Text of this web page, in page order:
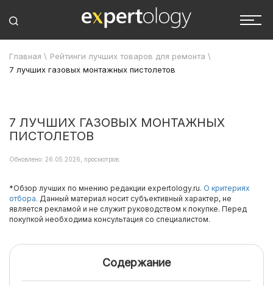
Главная \ Рейтинги лучших товаров для ремонта \
7 лучших газовых монтажных пистолетов
7 ЛУЧШИХ ГАЗОВЫХ МОНТАЖНЫХ
ПИСТОЛЕТОВ
Обновлено: 26.05.2026, просмотров:
*Обзор лучших по мнению редакции expertology.ru. О критериях
отбора. Данный материал носит субъективный характер, не
является рекламой и не служит руководством к покупке. Перед
покупкой необходима консультация со специалистом.
Содержание